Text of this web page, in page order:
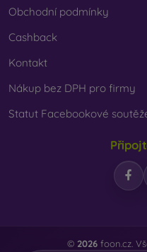
Obchodní podmínky
Cashback
Kontakt
Nákup bez DPH pro firmy
Statut Facebookové
© 2026 foon.cz.